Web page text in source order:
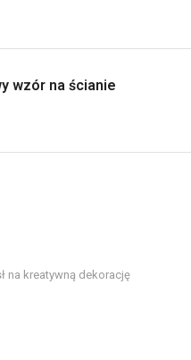
wzór na ścianie
na kreatywną dekorację